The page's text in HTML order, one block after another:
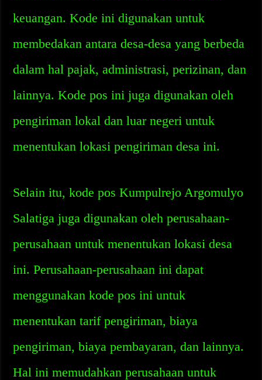
keuangan. Kode ini digunakan untuk
membedakan antara desa-desa yang berbeda
dalam hal pajak, administrasi, perizinan, dan
lainnya. Kode pos ini juga digunakan oleh
pengiriman lokal dan luar negeri untuk
menentukan lokasi pengiriman desa ini.
Selain itu, kode pos Kumpulrejo Argomulyo
Salatiga juga digunakan oleh perusahaan-
perusahaan untuk menentukan lokasi desa
ini. Perusahaan-perusahaan ini dapat
menggunakan kode pos ini untuk
menentukan tarif pengiriman, biaya
pengiriman, biaya pembayaran, dan lainnya.
Hal ini memudahkan perusahaan untuk